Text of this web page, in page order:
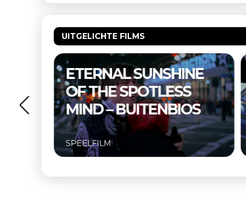
UITGELICHTE FILMS
THELMA & LOUISE –
BUITENBIOS
SPEELFILM